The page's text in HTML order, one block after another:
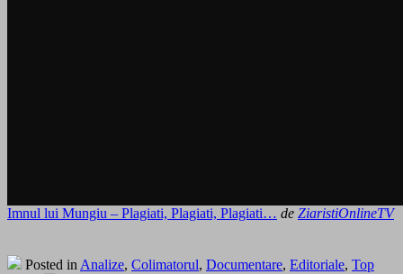
Imnul lui Mungiu – Plagiati, Plagiati, Plagiati… de ZiaristiOnlineTV
Posted in Analize, Colimatorul, Documentare, Editoriale, Top